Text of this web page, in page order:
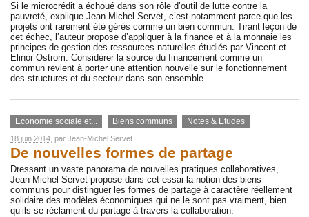
Si le microcrédit a échoué dans son rôle d’outil de lutte contre la
pauvreté, explique Jean-Michel Servet, c’est notamment parce que les
projets ont rarement été gérés comme un bien commun. Tirant leçon de
cet échec, l’auteur propose d’appliquer à la finance et à la monnaie les
principes de gestion des ressources naturelles étudiés par Vincent et
Elinor Ostrom. Considérer la source du financement comme un
commun revient à porter une attention nouvelle sur le fonctionnement
des structures et du secteur dans son ensemble.
Economie sociale et... Biens communs Notes & Etudes
18 juin 2014 , par Jean-Michel Servet
De nouvelles formes de partage
Dressant un vaste panorama de nouvelles pratiques collaboratives,
Jean-Michel Servet propose dans cet essai la notion des biens
communs pour distinguer les formes de partage à caractère réellement
solidaire des modèles économiques qui ne le sont pas vraiment, bien
qu’ils se réclament du partage à travers la collaboration.